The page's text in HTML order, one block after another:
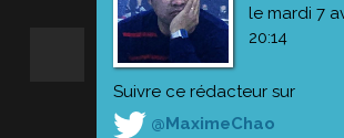
le mardi 7
20:14
Suivre ce rédacteur sur
@MaximeChao